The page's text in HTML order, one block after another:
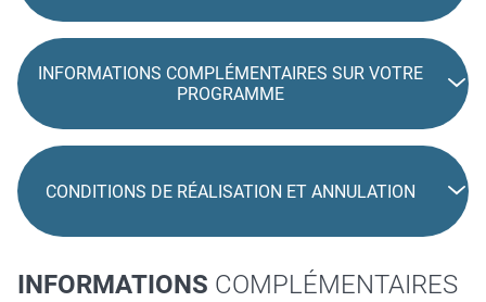
INFORMATIONS COMPLÉMENTAIRES SUR VOTRE
PROGRAMME
CONDITIONS DE RÉALISATION ET ANNULATION
INFORMATIONS COMPLÉMENTAIRES